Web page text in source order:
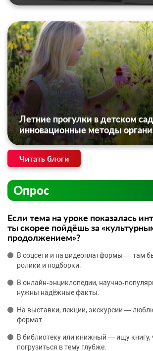
Летние прогулки в детском
инновационные методы
Читать блоги
Опрос
Если тема на уроке показалась
ты скорее пойдёшь за
продолжением»?
В соцсети и на видеоплатформы — там
ролики и подборки.
В онлайн‑энциклопедии,
нужны надёжные факты.
На выставки, лекции, экскурсии —
формат.
В библиотеку или книжный — ищу книгу,
погрузиться в тему глубже.